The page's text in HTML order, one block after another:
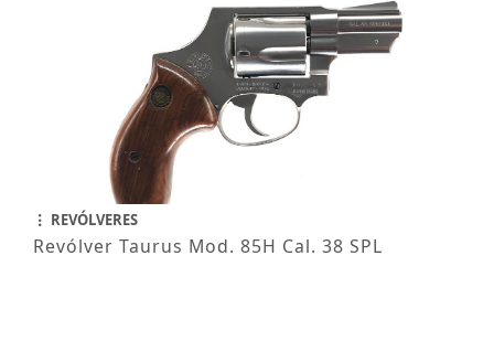
REVÓLVERES
Revólver Taurus Mod. 85H Cal. 38 SPL